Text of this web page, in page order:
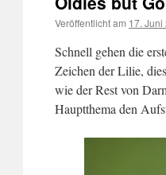
Veröffentlicht am 17. Juni
Schnell gehen die
Zeichen der Lilie,
wie der Rest von
Hauptthema den